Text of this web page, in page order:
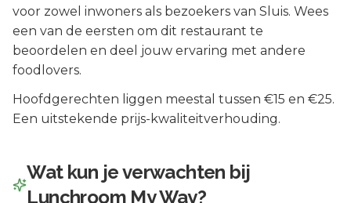
voor zowel inwoners als bezoekers van Sluis. Wees
een van de eersten om dit restaurant te
beoordelen en deel jouw ervaring met andere
foodlovers.
Hoofdgerechten liggen meestal tussen €15 en €25.
Een uitstekende prijs-kwaliteitverhouding.
Wat kun je verwachten bij
Lunchroom My Way?